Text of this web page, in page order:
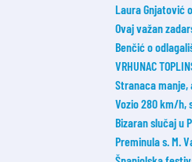
Laura Gnjatović
Ovaj važan
Benčić o
VRHUNAC
Stranaca manje,
Vozio 280 km/h,
Bizaran slučaj u
Preminula s. M.